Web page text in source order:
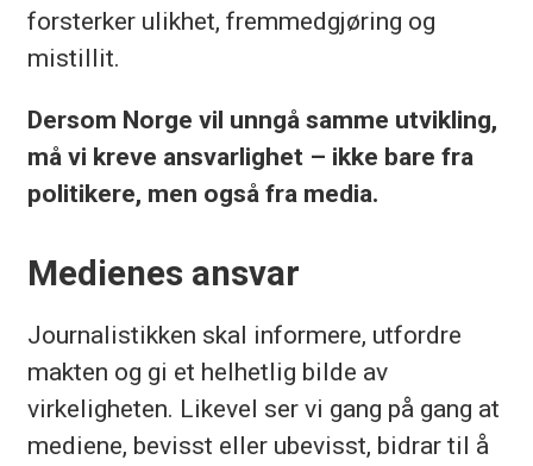
forsterker ulikhet, fremmedgjøring og
mistillit.
Dersom Norge vil unngå samme utvikling,
må vi kreve ansvarlighet – ikke bare fra
politikere, men også fra media.
Medienes ansvar
Journalistikken skal informere, utfordre
makten og gi et helhetlig bilde av
virkeligheten. Likevel ser vi gang på gang at
mediene, bevisst eller ubevisst, bidrar til å